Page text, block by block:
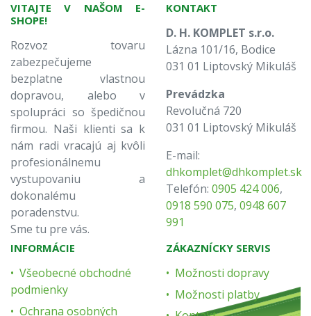
VITAJTE V NAŠOM E-
SHOPE!
Rozvoz tovaru
zabezpečujeme
bezplatne vlastnou
dopravou, alebo v
spolupráci so špedičnou
firmou. Naši klienti sa k
nám radi vracajú aj kvôli
profesionálnemu
vystupovaniu a
dokonalému
poradenstvu.
Sme tu pre vás.
KONTAKT
D. H. KOMPLET s.r.o.
Lázna 101/16, Bodice
031 01 Liptovský Mikuláš
Prevádzka
Revolučná 720
031 01 Liptovský Mikuláš
E-mail:
dhkomplet@dhkomplet.sk
Telefón: 0905 424 006,
0918 590 075, 0948 607
991
INFORMÁCIE
Všeobecné obchodné
podmienky
Ochrana osobných
ZÁKAZNÍCKY SERVIS
Možnosti dopravy
Možnosti platby